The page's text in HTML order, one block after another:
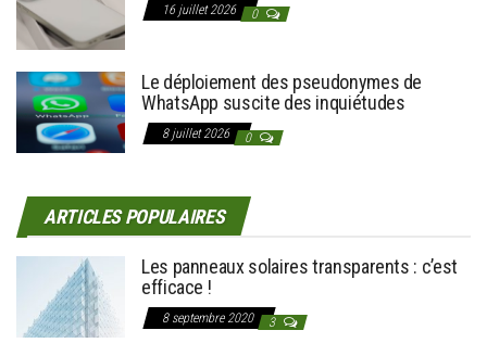
16 juillet 2026 0
Le déploiement des pseudonymes de
WhatsApp suscite des inquiétudes
8 juillet 2026 0
ARTICLES POPULAIRES
Les panneaux solaires transparents : c’est
efficace !
8 septembre 2020 3